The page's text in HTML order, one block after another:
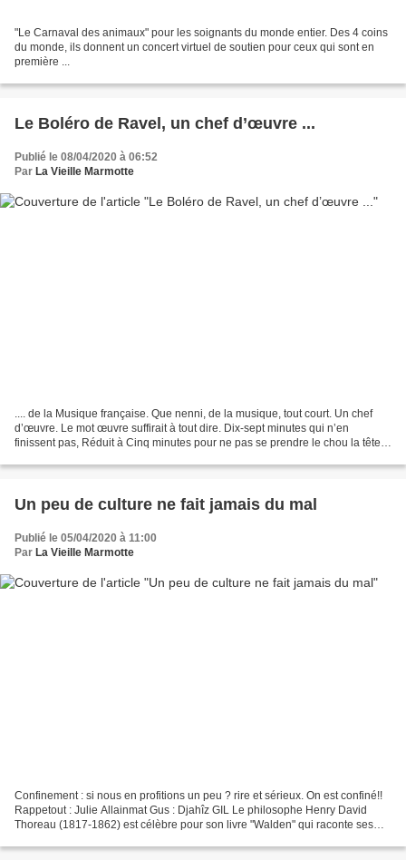
"Le Carnaval des animaux" pour les soignants du monde entier. Des 4 coins
du monde, ils donnent un concert virtuel de soutien pour ceux qui sont en
première ...
Le Boléro de Ravel, un chef d’œuvre ...
Publié le 08/04/2020 à 06:52
Par La Vieille Marmotte
.... de la Musique française. Que nenni, de la musique, tout court. Un chef
d’œuvre. Le mot œuvre suffirait à tout dire. Dix-sept minutes qui n’en
finissent pas, Réduit à Cinq minutes pour ne pas se prendre le chou la tête,
Un peu de culture ne fait jamais du mal
Publié le 05/04/2020 à 11:00
Par La Vieille Marmotte
Confinement : si nous en profitions un peu ? rire et sérieux. On est confiné!!
Rappetout : Julie Allainmat Gus : Djahîz GIL Le philosophe Henry David
Thoreau (1817-1862) est célèbre pour son livre "Walden" qui raconte ses